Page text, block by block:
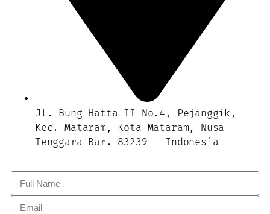
Jl. Bung Hatta II No.4, Pejanggik,
Kec. Mataram, Kota Mataram, Nusa
Tenggara Bar. 83239 - Indonesia